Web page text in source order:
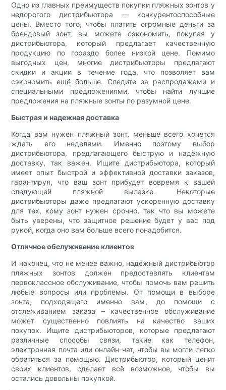
Одно из главных преимуществ покупки пляжных зонтов у
недорогого дистрибьютора — конкурентоспособные
цены. Вместо того, чтобы платить огромные деньги за
брендовый зонт, вы можете сэкономить, покупая у
дистрибьютора, который предлагает качественную
продукцию по гораздо более низкой цене. Помимо
выгодных цен, многие дистрибьюторы предлагают
скидки и акции в течение года, что позволяет вам
сэкономить ещё больше. Следите за распродажами и
специальными предложениями, чтобы найти лучшие
предложения на пляжные зонты по разумной цене.
Быстрая и надежная доставка
Когда вам нужен пляжный зонт, меньше всего хочется
ждать его неделями. Именно поэтому выбор
дистрибьютора, предлагающего быструю и надёжную
доставку, так важен. Ищите дистрибьютора, который
имеет опыт быстрой и эффективной доставки заказов,
гарантируя, что ваш зонт прибудет вовремя к вашей
следующей пляжной вылазке. Некоторые
дистрибьюторы даже предлагают ускоренную доставку
для тех, кому зонт нужен срочно, так что вы можете
быть уверены, что защитное решение будет у вас под
рукой, когда оно вам больше всего понадобится.
Отличное обслуживание клиентов
И наконец, что не менее важно, надёжный дистрибьютор
пляжных зонтов должен предоставлять клиентам
первоклассное обслуживание, чтобы помочь вам решить
любые вопросы или проблемы. От помощи в выборе
зонта, подходящего именно вам, до помощи с
отслеживанием заказа – качественное обслуживание
может существенно повлиять на качество ваших
покупок. Ищите дистрибьюторов, которые предлагают
различные способы связи, такие как телефон,
электронная почта или онлайн-чат, чтобы вы могли легко
обратиться за помощью. Дистрибьютор, который ценит
своих клиентов, сделает всё возможное, чтобы вы
остались довольны покупкой.